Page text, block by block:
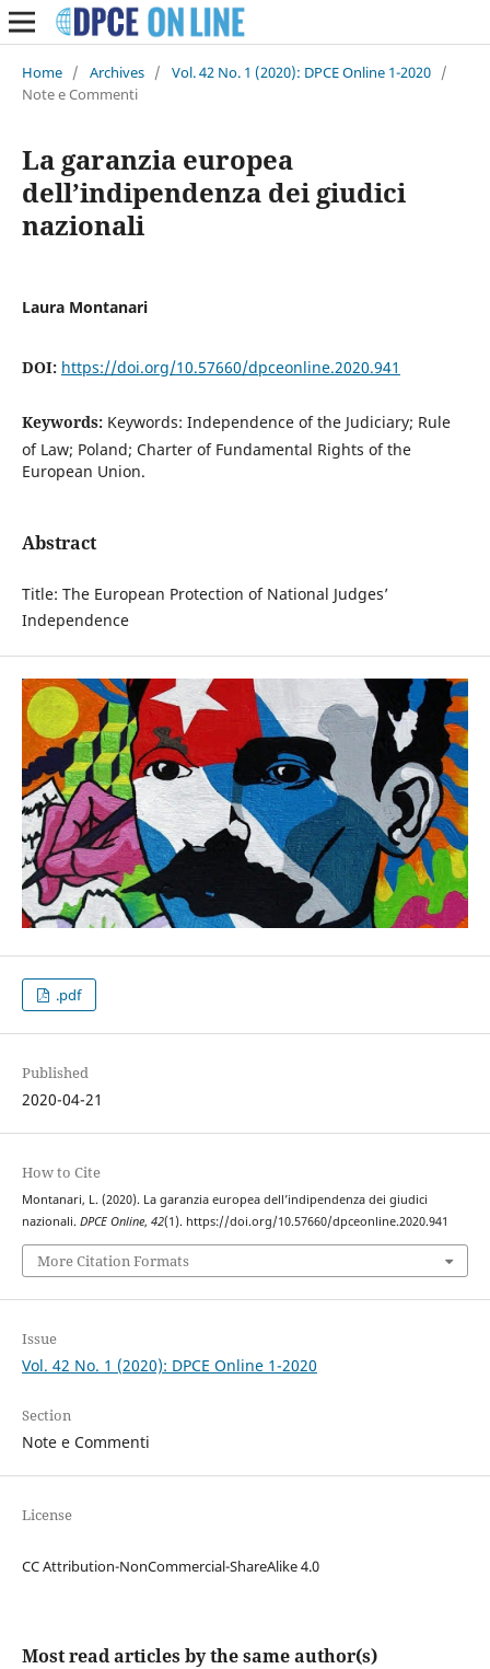
Home / Archives / Vol. 42 No. 1 (2020): DPCE Online 1-2020 /
Note e Commenti
La garanzia europea
dell’indipendenza dei giudici
nazionali
Laura Montanari
DOI: https://doi.org/10.57660/dpceonline.2020.941
Keywords: Keywords: Independence of the Judiciary; Rule
of Law; Poland; Charter of Fundamental Rights of the
European Union.
Abstract
Title: The European Protection of National Judges’
Independence
.pdf
Published
2020-04-21
How to Cite
Montanari, L. (2020). La garanzia europea dell’indipendenza dei giudici
nazionali. DPCE Online, 42(1). https://doi.org/10.57660/dpceonline.2020.941
More Citation Formats
Issue
Vol. 42 No. 1 (2020): DPCE Online 1-2020
Section
Note e Commenti
License
CC Attribution-NonCommercial-ShareAlike 4.0
Most read articles by the same author(s)